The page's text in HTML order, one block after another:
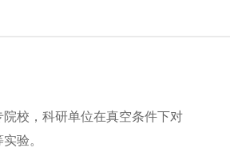
校，科研单位在真空条件下对
验。